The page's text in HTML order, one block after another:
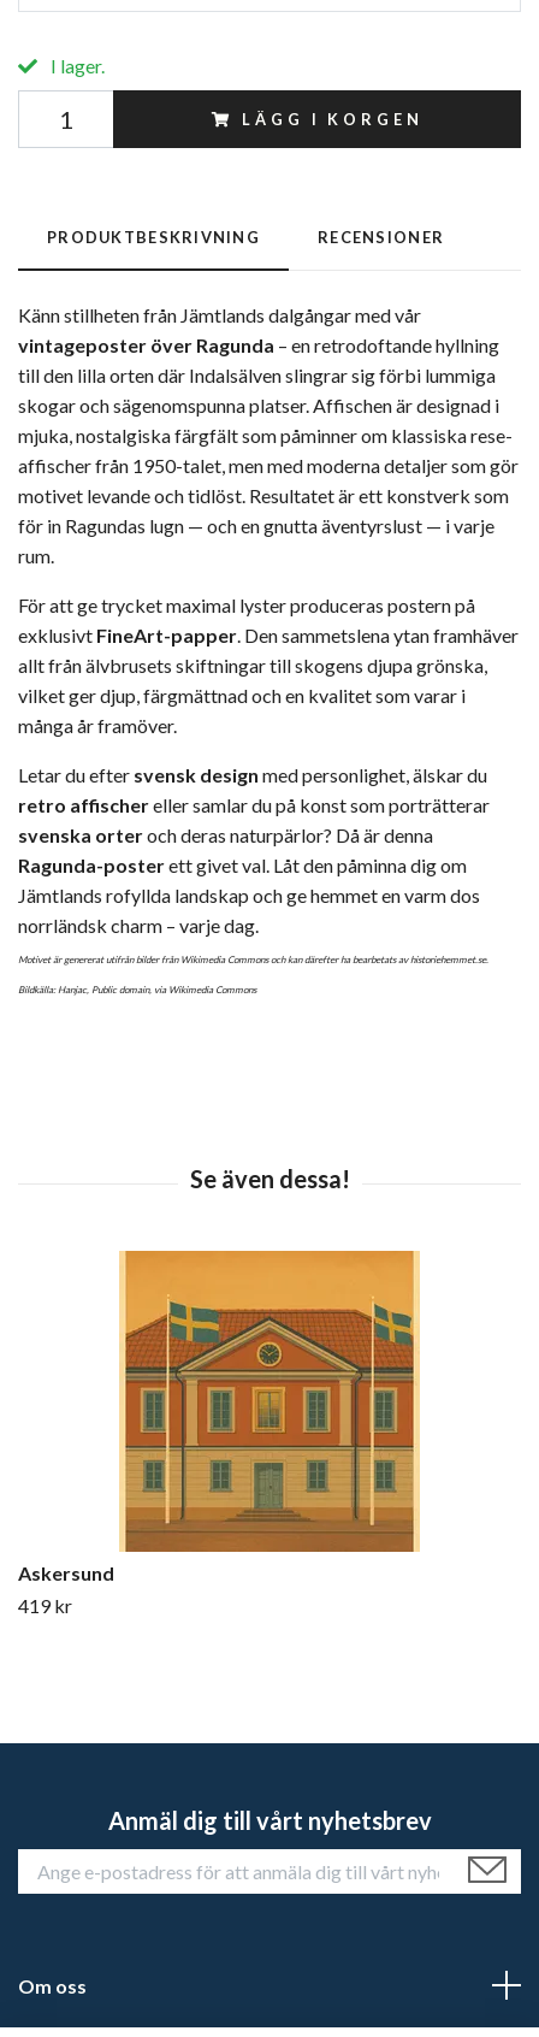
I lager.
LÄGG I KORGEN
PRODUKTBESKRIVNING RECENSIONER
Känn stillheten från Jämtlands dalgångar med vår
vintageposter över Ragunda – en retrodoftande hyllning
till den lilla orten där Indalsälven slingrar sig förbi lummiga
skogar och sägenomspunna platser. Affischen är designad i
mjuka, nostalgiska färgfält som påminner om klassiska rese­
affischer från 1950-talet, men med moderna detaljer som gör
motivet levande och tidlöst. Resultatet är ett konstverk som
för in Ragundas lugn — och en gnutta äventyrslust — i varje
rum.
För att ge trycket maximal lyster produceras postern på
exklusivt FineArt-papper . Den sammetslena ytan framhäver
allt från älvbrusets skiftningar till skogens djupa grönska,
vilket ger djup, färgmättnad och en kvalitet som varar i
många år framöver.
Letar du efter svensk design med personlighet, älskar du
retro affischereller samlar du på konst som porträtterar
svenska orteroch deras naturpärlor? Då är denna
Ragunda-posterett givet val. Låt den påminna dig om
Jämtlands rofyllda landskap och ge hemmet en varm dos
norrländsk charm – varje dag.
Motivet är genererat utifrån bilder från Wikimedia Commons och kan därefter ha bearbetats av historiehemmet.se.
Bildkälla: Hanjac, Public domain, via Wikimedia Commons
Askersund
419 kr
Anmäl dig till vårt nyhetsbrev
Om oss